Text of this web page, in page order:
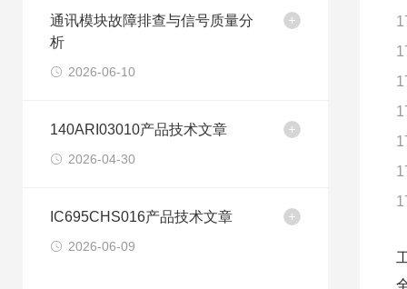
通讯模块故障排查与信号质量分
析
2026-06-10
140ARI03010产品技术文章
2026-04-30
IC695CHS016产品技术文章
2026-06-09